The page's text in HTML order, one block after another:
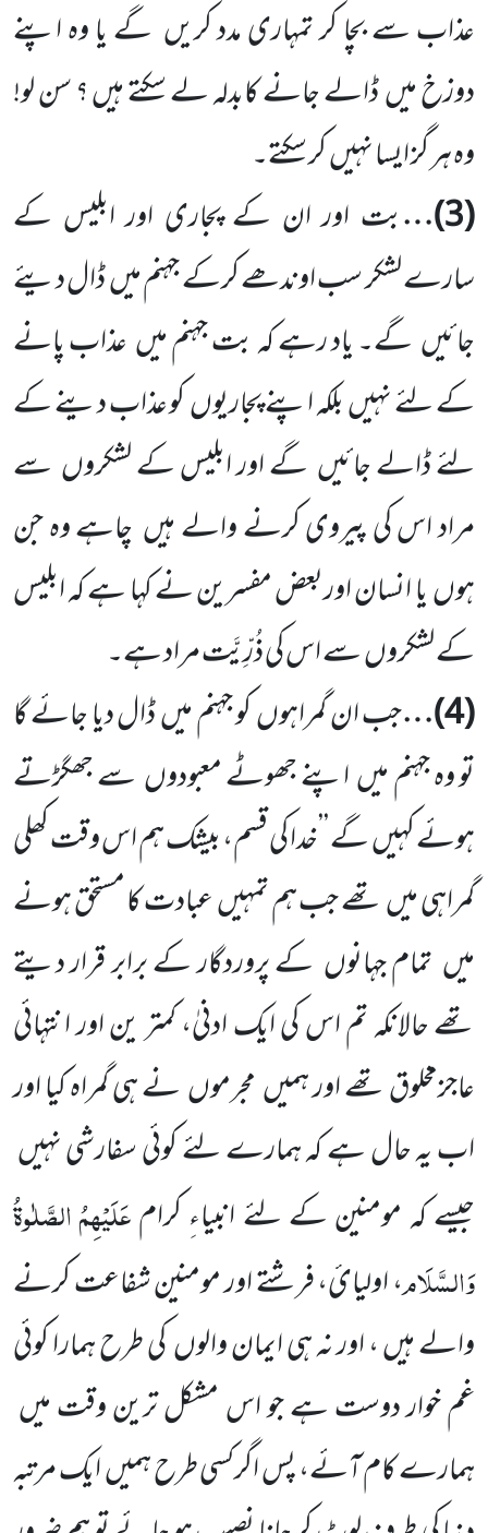
عذاب سے بچا کر تمہاری مدد کریں گے یا وہ اپنے
دوزخ میںڈالے جانے کابدلہ لے سکتے ہیں ؟ سن لو!
وہ ہر گز ایسا نہیںکر سکتے۔
(
3
)…بت اور ان کے پجاری اور ابلیس کے
سارے لشکر سب اوندھے کرکے جہنم میںڈال دیئے
جائیںگے۔ یاد رہے کہ بت جہنم میںعذاب پانے
کے لئے نہیںبلکہ اپنے پجاریوںکو عذاب دینے کے
لئے ڈالے جائیں گے اور ابلیس کے لشکروں سے
مراد اس کی پیروی کرنے والے ہیں چاہے وہ جن
ہوںیا انسان اوربعض مفسرین نے کہا ہے کہ ابلیس
کے لشکروںسے اس کی ذُرِّیَّت مراد ہے۔
(
4
)…جب ان گمراہوںکو جہنم میںڈال دیا جائے گا
تو وہ جہنم میںاپنے جھوٹے معبودوںسے جھگڑتے
ہوئے کہیںگے ’’خدا کی قسم، بیشک ہم اس وقت کھلی
گمراہی میںتھے جب ہم تمہیںعبادت کا مستحق ہونے
میں تمام جہانوں کے پروردگارکے برابر قرار دیتے
تھے حالانکہ تم اس کی ایک ادنیٰ، کمتر ین اور انتہائی
عاجزمخلوق تھے اور ہمیںمجرموںنے ہی گمراہ کیا اور
اب یہ حال ہے کہ ہمارے لئے کوئی سفارشی نہیں
جیسے کہ مومنین کے لئے انبیاءِ کرامعَلَیْہِمُالصَّلٰوۃُ
وَالسَّلَام، اولیائ، فرشتے اور مومنین شفاعت کرنے
والے ہیں ، اور نہ ہی ایمان والوںکی طرح ہمارا کوئی
غم خوار دوست ہے جو اس مشکل ترین وقت میں
ہمارے کام آئے، پس اگرکسی طرح ہمیںایک مرتبہ